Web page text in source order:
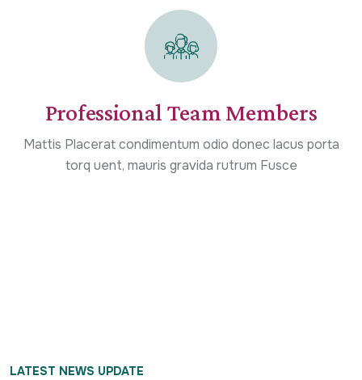
Professional Team Members
Mattis Placerat condimentum odio donec lacus porta
torq uent, mauris gravida rutrum Fusce
LATEST NEWS UPDATE